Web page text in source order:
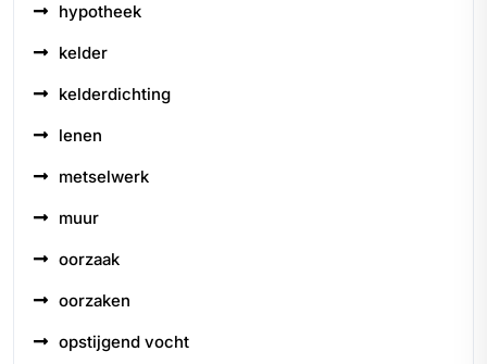
hypotheek
kelder
kelderdichting
lenen
metselwerk
muur
oorzaak
oorzaken
opstijgend vocht